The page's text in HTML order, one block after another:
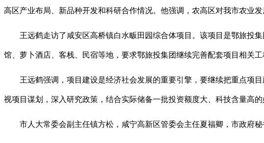
高区产业布局、新品种开发和科研合作情况。他强调，农高区对我市农业
王远鹤走访了咸安区高桥镇白水畈田园综合体项目。该项目是鄂旅投
馆、萝卜酒店、客栈、民宿等地，要求鄂旅投集团继续完善配套项目相关
王远鹤强调，项目建设是经济社会发展的重要引擎，要继续把重点项
视项目谋划，深入研究政策，结合实际储备一批投资额度大、科技含量高
市人大常委会副主任镇方松，咸宁高新区管委会主任夏福卿，市政府秘